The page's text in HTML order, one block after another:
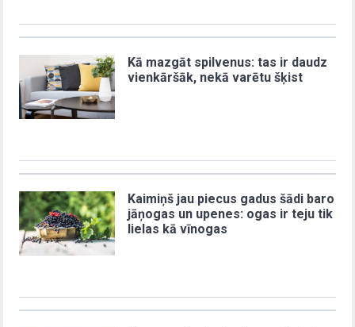
Kā mazgāt spilvenus: tas ir daudz
vienkāršāk, nekā varētu šķist
Kaimiņš jau piecus gadus šādi baro
jāņogas un upenes: ogas ir teju tik
lielas kā vīnogas